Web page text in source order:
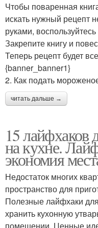
Хитрости на кухне
Хранения для кухни
Лайфхак для
аккуратного
Чтобы поваренная
искать нужный рецепт
руками,
Закрепите книгу и
Теперь рецепт будет
{banner_banner1}
2. Как подать
читать дальше →
15 лайфхаков
на кухне.
экономия
Недостаток многих
пространство для
Полезные лайфхаки
хранить кухонную